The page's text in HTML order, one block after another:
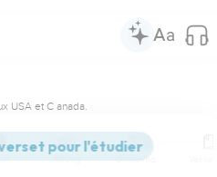
USA et C anada.
Commentaires Strong